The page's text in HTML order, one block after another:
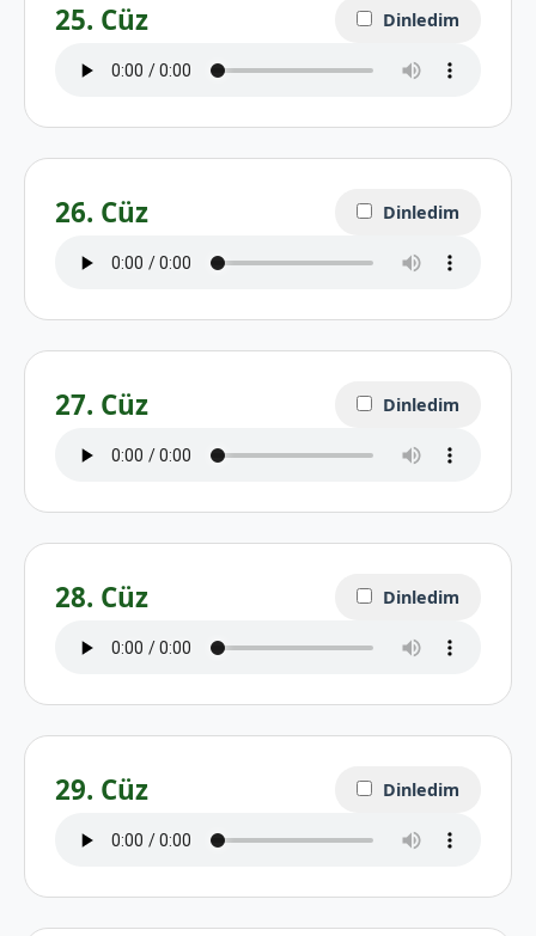
25. Cüz Dinledim
26. Cüz Dinledim
27. Cüz Dinledim
28. Cüz Dinledim
29. Cüz Dinledim